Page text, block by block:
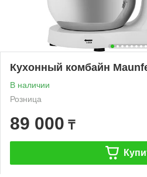
Кухонный комбайн
В наличии
Розница
89 000 ₸